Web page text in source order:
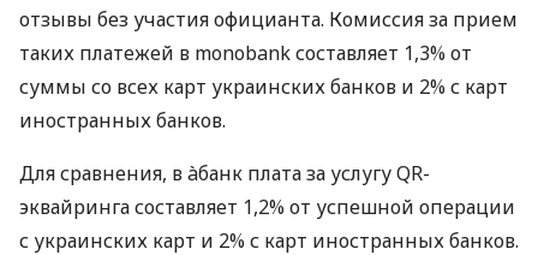
отзывы без участия официанта. Комиссия за прием
таких платежей в monobank составляет 1,3% от
суммы со всех карт украинских банков и 2% с карт
иностранных банков.
Для сравнения, в àбанк плата за услугу QR-
эквайринга составляет 1,2% от успешной операции
с украинских карт и 2% с карт иностранных банков.